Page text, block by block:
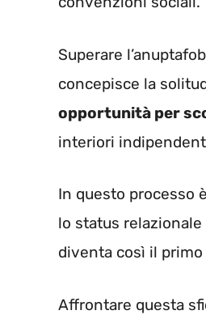
Superare
concepisce la
opportunità per
interiori
In questo processo
lo status
diventa così il
Affrontare questa